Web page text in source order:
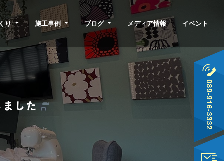
り 施工事例 ブログ メディア情報 イベント
した